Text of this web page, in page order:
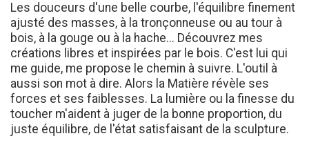
Les douceurs d'une belle courbe, l'équilibre finement
ajusté des masses, à la tronçonneuse ou au tour à
bois, à la gouge ou à la hache... Découvrez mes
créations libres et inspirées par le bois. C'est lui qui
me guide, me propose le chemin à suivre. L'outil à
aussi son mot à dire. Alors la Matière révèle ses
forces et ses faiblesses. La lumière ou la finesse du
toucher m'aident à juger de la bonne proportion, du
juste équilibre, de l'état satisfaisant de la sculpture.